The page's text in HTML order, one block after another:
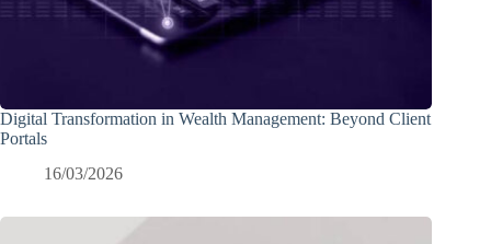
Digital Transformation in Wealth Management: Beyond Client
Portals
16/03/2026